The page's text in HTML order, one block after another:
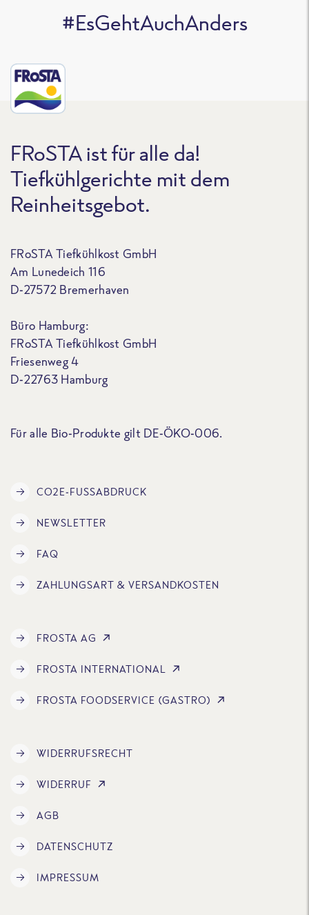
#EsGehtAuchAnders
FRoSTA ist für alle da!
Tiefkühlgerichte mit dem
Reinheitsgebot.
FRoSTA Tiefkühlkost GmbH
Am Lunedeich 116
D-27572 Bremerhaven
Büro Hamburg:
FRoSTA Tiefkühlkost GmbH
Friesenweg 4
D-22763 Hamburg
Für alle Bio-Produkte gilt DE-ÖKO-006.
CO2E-FUSSABDRUCK
NEWSLETTER
FAQ
ZAHLUNGSART & VERSANDKOSTEN
FROSTA AG
FROSTA INTERNATIONAL
FROSTA FOODSERVICE (GASTRO)
WIDERRUFSRECHT
WIDERRUF
AGB
DATENSCHUTZ
IMPRESSUM